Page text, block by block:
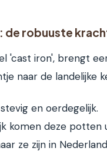
de robuuste
'cast iron', brengt
naar de landelijke
en oerdegelijk.
komen deze potten
ze zijn in